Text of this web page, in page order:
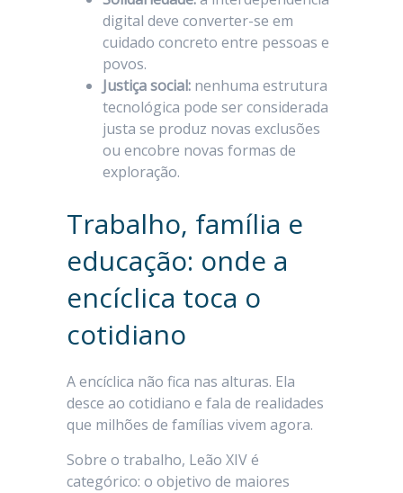
digital deve converter-se em
cuidado concreto entre pessoas e
povos.
Justiça social: nenhuma estrutura
tecnológica pode ser considerada
justa se produz novas exclusões
ou encobre novas formas de
exploração.
Trabalho, família e
educação: onde a
encíclica toca o
cotidiano
A encíclica não fica nas alturas. Ela
desce ao cotidiano e fala de realidades
que milhões de famílias vivem agora.
Sobre o trabalho, Leão XIV é
categórico: o objetivo de maiores